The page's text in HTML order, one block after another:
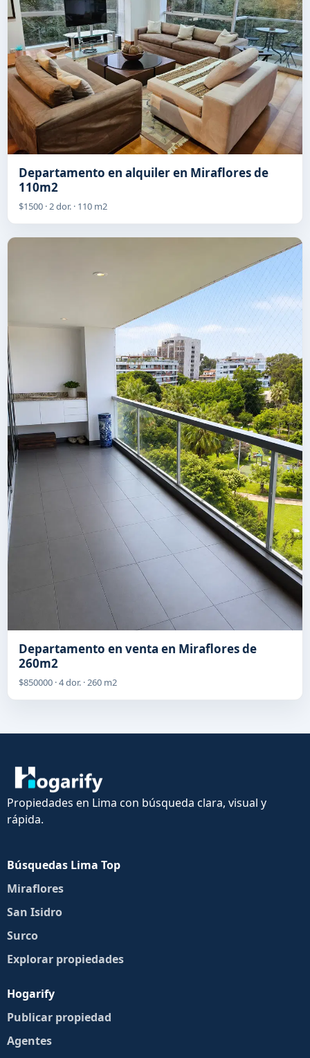
Departamento en alquiler en Miraflores de
110m2
$1500 · 2 dor. · 110 m2
Departamento en venta en Miraflores de
260m2
$850000 · 4 dor. · 260 m2
Propiedades en Lima con búsqueda clara, visual y
rápida.
Búsquedas Lima Top
Miraflores
San Isidro
Surco
Explorar propiedades
Hogarify
Publicar propiedad
Agentes